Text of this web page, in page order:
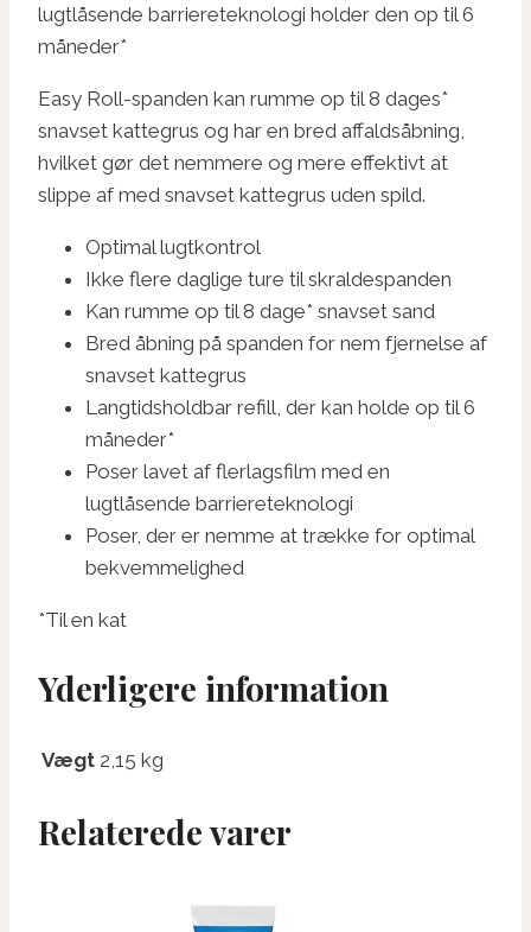
lugtlåsende barriereteknologi holder den op til 6
måneder*
Easy Roll-spanden kan rumme op til 8 dages*
snavset kattegrus og har en bred affaldsåbning,
hvilket gør det nemmere og mere effektivt at
slippe af med snavset kattegrus uden spild.
Optimal lugtkontrol
Ikke flere daglige ture til skraldespanden
Kan rumme op til 8 dage* snavset sand
Bred åbning på spanden for nem fjernelse af
snavset kattegrus
Langtidsholdbar refill, der kan holde op til 6
måneder*
Poser lavet af flerlagsfilm med en
lugtlåsende barriereteknologi
Poser, der er nemme at trække for optimal
bekvemmelighed
*Til en kat
Yderligere information
Vægt 2,15 kg
Relaterede varer